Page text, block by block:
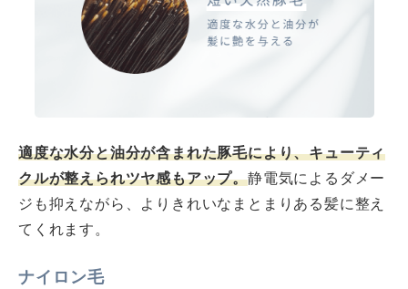
適度な水分と油分が含まれた豚毛により、キューティ
クルが整えられツヤ感もアップ。静電気によるダメー
ジも抑えながら、よりきれいなまとまりある髪に整え
てくれます。
ナイロン毛